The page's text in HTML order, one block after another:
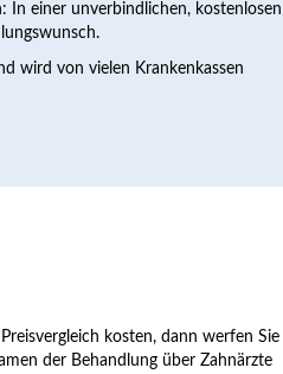
In einer unverbindlichen, kostenlosen
wird von vielen Krankenkassen
kosten, dann werfen Sie
der Behandlung über Zahnärzte